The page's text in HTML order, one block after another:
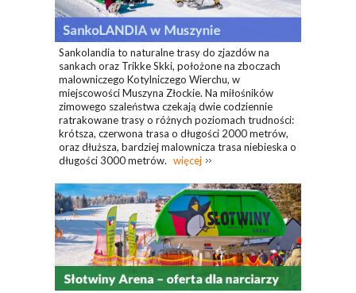
Sankolandia to naturalne trasy do zjazdów na
sankach oraz Trikke Skki, położone na zboczach
malowniczego Kotylniczego Wierchu, w
miejscowości Muszyna Złockie. Na miłośników
zimowego szaleństwa czekają dwie codziennie
ratrakowane trasy o różnych poziomach trudności:
krótsza, czerwona trasa o długości 2000 metrów,
oraz dłuższa, bardziej malownicza trasa niebieska o
długości 3000 metrów. więcej